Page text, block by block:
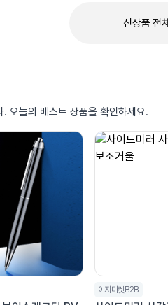
신상품 전
오늘의 베스트 상품을 확인하세요.
이지마켓B2B